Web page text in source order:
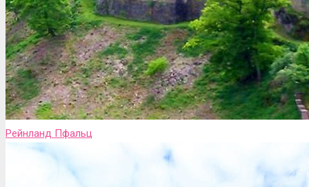
Рейнланд Пфальц